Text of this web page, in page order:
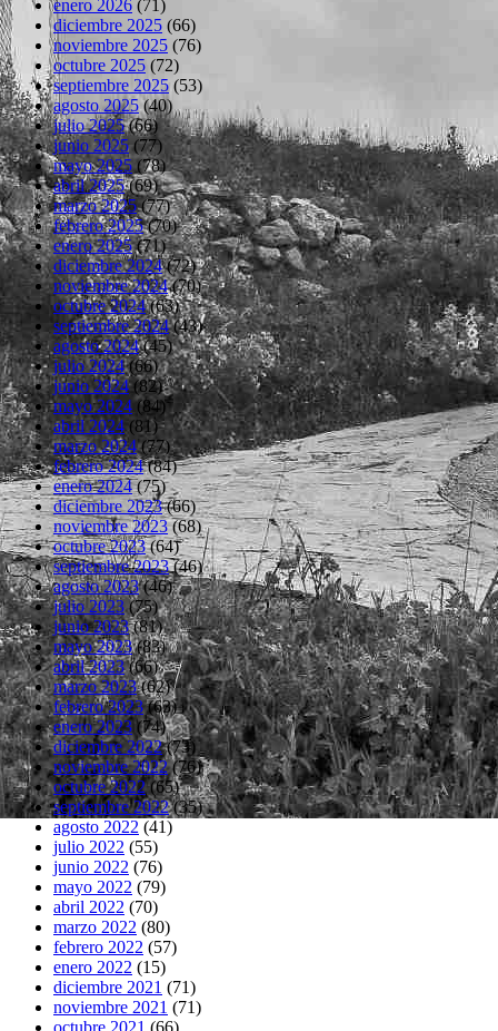
enero 2026 (71)
diciembre 2025 (66)
noviembre 2025 (76)
octubre 2025 (72)
septiembre 2025 (53)
agosto 2025(40)
julio 2025(66)
junio 2025(77)
mayo 2025(78)
abril 2025(69)
marzo 2025(77)
febrero 2025(70)
enero 2025(71)
diciembre 2024(72)
noviembre 2024(70)
octubre 2024(63)
septiembre 2024(43)
agosto 2024(45)
julio 2024(66)
junio 2024(82)
mayo 2024(84)
abril 2024(81)
marzo 2024(77)
febrero 2024(84)
enero 2024(75)
diciembre 2023(66)
noviembre 2023(68)
octubre 2023(64)
septiembre 2023(46)
agosto 2023(46)
julio 2023(75)
junio 2023(81)
mayo 2023(83)
abril 2023(66)
marzo 2023(62)
febrero 2023(63)
enero 2023 (74)
diciembre 2022(73)
noviembre 2022(76)
octubre 2022(65)
septiembre 2022(35)
agosto 2022 (41)
julio 2022 (55)
junio 2022 (76)
mayo 2022 (79)
abril 2022 (70)
marzo 2022 (80)
febrero 2022 (57)
enero 2022 (15)
diciembre 2021 (71)
noviembre 2021 (71)
octubre 2021 (66)